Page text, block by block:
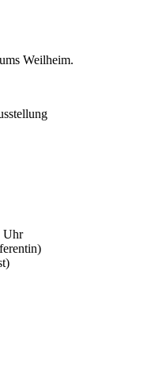
Weilheim.
Uhr